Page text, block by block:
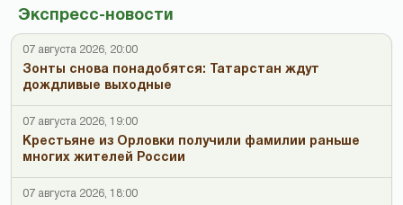
Экспресс-новости
07 августа 2026, 20:00
Зонты снова понадобятся: Татарстан ждут
дождливые выходные
07 августа 2026, 19:00
Крестьяне из Орловки получили фамилии раньше
многих жителей России
07 августа 2026, 18:00